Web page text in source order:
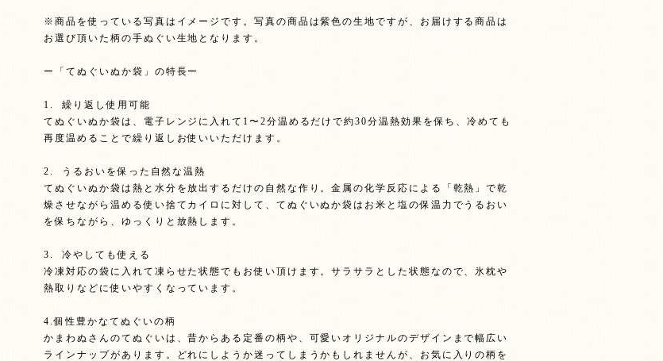
※商品を使っている写真はイメージです。写真の商品は紫色の生地ですが、お届けする商品は
お選び頂いた柄の手ぬぐい生地となります。
ー「てぬぐいぬか袋」の特長ー
1. 繰り返し使用可能
てぬぐいぬか袋は、電子レンジに入れて1〜2分温めるだけで約30分温熱効果を保ち、冷めても
再度温めることで繰り返しお使いいただけます。
2. うるおいを保った自然な温熱
てぬぐいぬか袋は熱と水分を放出するだけの自然な作り。金属の化学反応による「乾熱」で乾
燥させながら温める使い捨てカイロに対して、てぬぐいぬか袋はお米と塩の保温力でうるおい
を保ちながら、ゆっくりと放熱します。
3. 冷やしても使える
冷凍対応の袋に入れて凍らせた状態でもお使い頂けます。サラサラとした状態なので、氷枕や
熱取りなどに使いやすくなっています。
4.個性豊かなてぬぐいの柄
かまわぬさんのてぬぐいは、昔からある定番の柄や、可愛いオリジナルのデザインまで幅広い
ラインナップがあります。どれにしようか迷ってしまうかもしれませんが、お気に入りの柄を